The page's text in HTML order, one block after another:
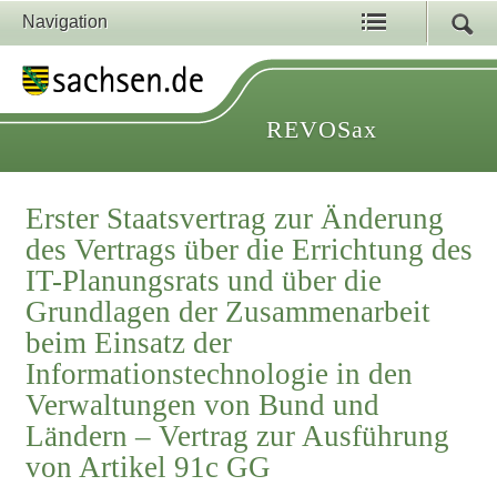
Navigation
REVOSax
Erster Staatsvertrag zur Änderung
des Vertrags über die Errichtung des
IT-Planungsrats und über die
Grundlagen der Zusammenarbeit
beim Einsatz der
Informationstechnologie in den
Verwaltungen von Bund und
Ländern – Vertrag zur Ausführung
von Artikel 91c GG